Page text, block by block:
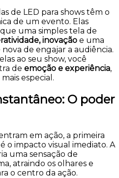
de LED para shows têm o
de um evento. Elas
uma simples tela de
inovação e uma
de engajar a audiência.
ao seu show, você
de emoção e experiência,
especial.
O poder
em ação, a primeira
o impacto visual imediato. A
uma sensação de
atraindo os olhares e
o centro da ação.